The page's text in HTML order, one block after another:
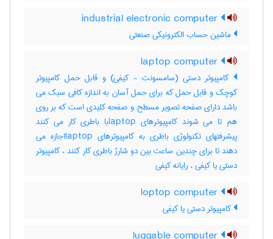
ماشین حساب الکترونیکی صنعتی
کامپیوتر دستی (سامسونت - کیفی) و قابل حمل کامپیوتر
کوچک و قابل حمل که برای حمل آسان به اندازه کافی سبک می
باشد دارای صفحه تصویر مسطح و صفحه کلیدی است که بر روی
هم تا می شوند کامپیوترهای laptopبا باطری کار می کنند
پیشرفتهای تکنولوژی باطری به کامپیوترهای laptopاجازه می
دهند تا برای چندین ساعت بین دو شارژ باطری کار کنند ، کامپیوتر
دستی یا کیفی ، رایانه کیفی
کامپیوتر دستی یا کیفی